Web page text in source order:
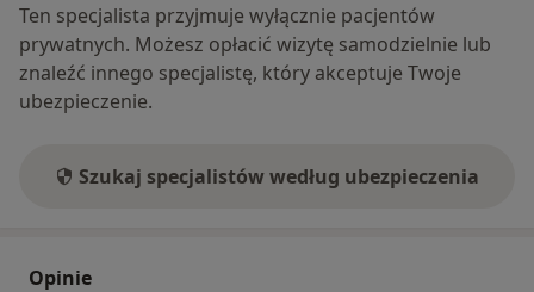
Ten specjalista przyjmuje wyłącznie pacjentów
prywatnych. Możesz opłacić wizytę samodzielnie lub
znaleźć innego specjalistę, który akceptuje Twoje
ubezpieczenie.
Szukaj specjalistów według ubezpieczenia
Opinie